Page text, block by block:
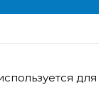
для